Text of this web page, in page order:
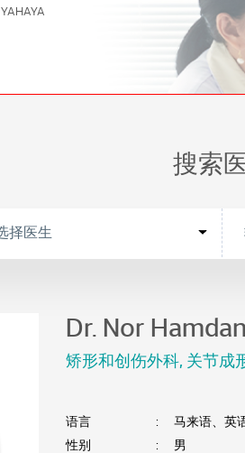
搜索
Dr. Nor
矫形和创伤外科, 关节成
语言 :
马来语、英
性别
:
男